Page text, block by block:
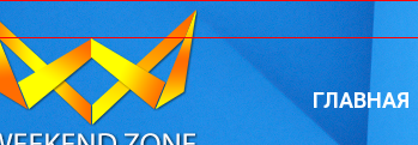
ГЛАВНАЯ